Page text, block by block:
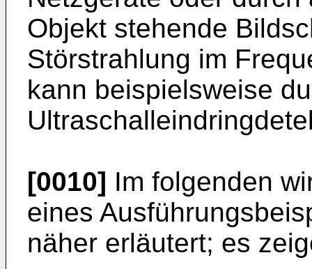
Objekt stehende
Störstrahlung im
kann beispielsweise
[0010] Im folgenden
eines
näher erläutert; es